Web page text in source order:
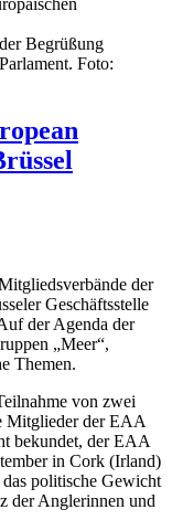
Begrüßung
Foto:
der
Geschäftsstelle
der Agenda der
„Meer“,
Themen.
von zwei
Mitglieder der EAA
bekundet, der EAA
in Cork (Irland)
politische Gewicht
der Anglerinnen und